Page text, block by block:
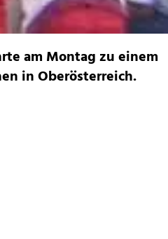
am Montag zu einem
in Oberösterreich.